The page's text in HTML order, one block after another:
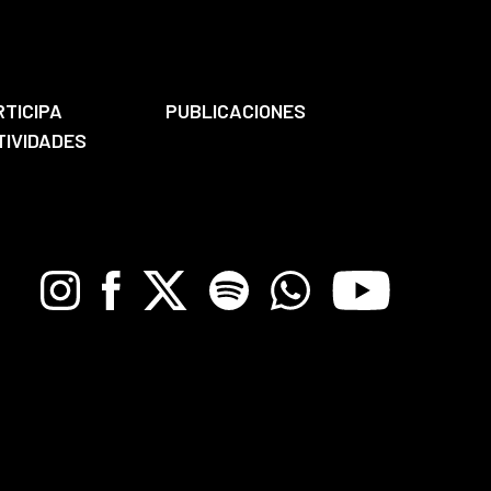
PUBLICACIONES
InstagramFacebook
X Spotify WhatsappYoutube